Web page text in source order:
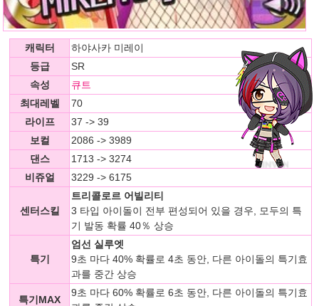
캐릭터
하야사카 미레이
등급
SR
속성
큐트
최대레벨
70
라이프
37 -> 39
보컬
2086 -> 3989
댄스
1713 -> 3274
비쥬얼
3229 -> 6175
센터스킬
트리콜로르 어빌리티
3 타입 아이돌이 전부 편성되어 있을 경우, 모두의 특
기 발동 확률 40％ 상승
특기
엄선 실루엣
9초 마다 40% 확률로 4초 동안, 다른 아이돌의 특기효
과를 중간 상승
특기MAX
9초 마다 60% 확률로 6초 동안, 다른 아이돌의 특기효